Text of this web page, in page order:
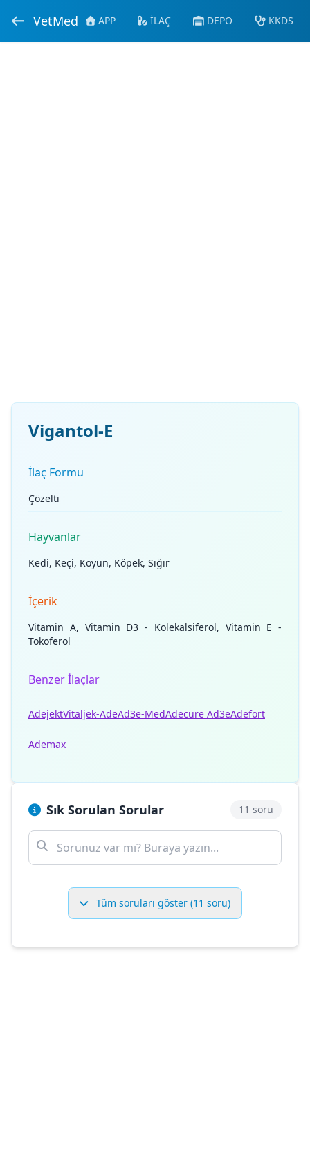
VetMed APP İLAÇ DEPO KKDS
Vigantol-E
İlaç Formu
Çözelti
Hayvanlar
Kedi, Keçi, Koyun, Köpek, Sığır
İçerik
Vitamin A, Vitamin D3 - Kolekalsiferol, Vitamin E -
Tokoferol
Benzer İlaçlar
AdejektVitaljek-AdeAd3e-MedAdecure Ad3eAdefort
Ademax
Sık Sorulan Sorular 11 soru
Tüm soruları göster (11 soru)